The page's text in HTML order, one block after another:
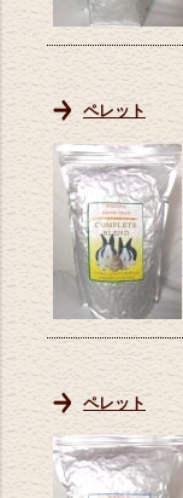
ペレット
ペレット